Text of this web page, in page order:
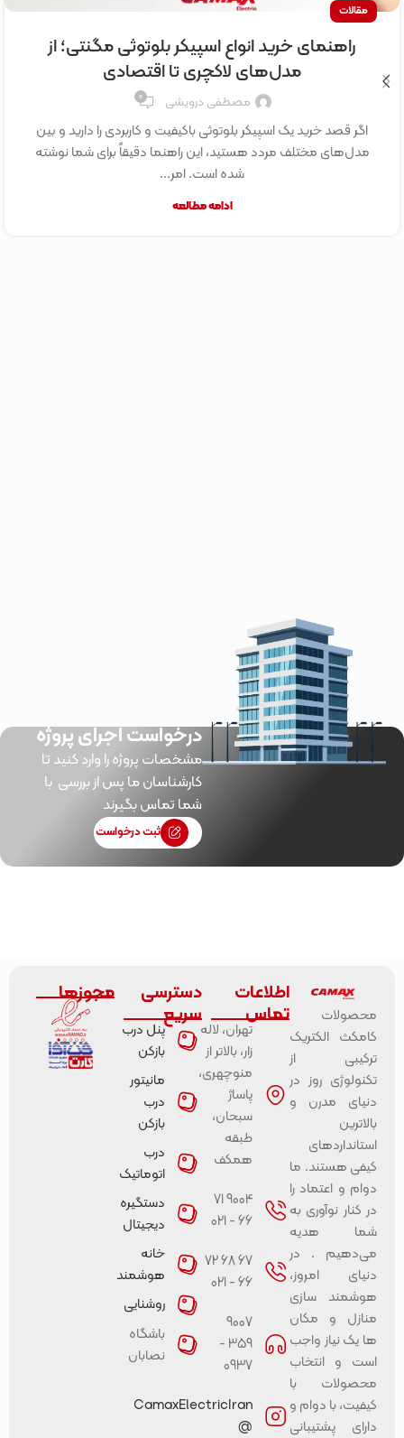
مقالات
راهنمای خرید انواع اسپیکر بلوتوثی مگنتی؛ از
مدل‌های لاکچری تا اقتصادی
مصطفی درویشی 0
اگر قصد خرید یک اسپیکر بلوتوثی باکیفیت و کاربردی را دارید و بین
مدل‌های مختلف مردد هستید، این راهنما دقیقاً برای شما نوشته
شده است. امر...
ادامه مطالعه
درخواست اجرای پروژه
مشخصات پروژه را وارد کنید تا
کارشناسان ما پس از بررسی با
شما تماس بگیرند
ثبت درخواست
محصولات
کامکث الکتریک
ترکیبی از
تکنولوژی روز در
دنیای مدرن و
بالاترین
استانداردهای
کیفی هستند. ما
دوام و اعتماد را
در کنار نوآوری به
شما هدیه
می‌دهیم . در
دنیای امروز،
هوشمند سازی
منازل و مکان
ها یک نیاز واجب
است و انتخاب
محصولات با
کیفیت، با دوام و
دارای پشتیبانی
اطلاعات
تماس
تهران، لاله
زار، بالاتر از
منوچهری،
پاساژ
سبحان،
طبقه
همکف
9004 71
66 - 021
67 68 72
66 - 021
9007
359 -
0937
CamaxElectricIran
@
دسترسی
سریع
پنل درب
بازکن
مانیتور
درب
بازکن
درب
اتوماتیک
دستگیره
دیجیتال
خانه
هوشمند
روشنایی
باشگاه
نصابان
مجوزها